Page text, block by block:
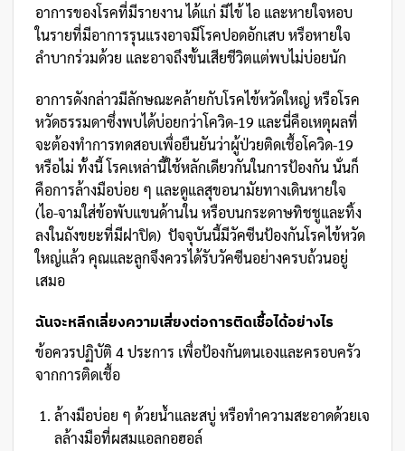
อาการของโรคที่มีรายงาน ได้แก่ มีไข้ ไอ และหายใจหอบ
ในรายที่มีอาการรุนแรงอาจมีโรคปอดอักเสบ หรือหายใจ
ลำบากร่วมด้วย และอาจถึงขั้นเสียชีวิตแต่พบไม่บ่อยนัก
อาการดังกล่าวมีลักษณะคล้ายกับโรคไข้หวัดใหญ่ หรือโรค
หวัดธรรมดาซึ่งพบได้บ่อยกว่าโควิด-19 และนี่คือเหตุผลที่
จะต้องทำการทดสอบเพื่อยืนยันว่าผู้ป่วยติดเชื้อโควิด-19
หรือไม่ ทั้งนี้ โรคเหล่านี้ใช้หลักเดียวกันในการป้องกัน นั่นก็
คือการล้างมือบ่อย ๆ และดูแลสุขอนามัยทางเดินหายใจ
(ไอ-จามใส่ข้อพับแขนด้านใน หรือบนกระดาษทิชชูและทิ้ง
ลงในถังขยะที่มีฝาปิด) ปัจจุบันนี้มีวัคซีนป้องกันโรคไข้หวัด
ใหญ่แล้ว คุณและลูกจึงควรได้รับวัคซีนอย่างครบถ้วนอยู่
เสมอ
ฉันจะหลีกเลี่ยงความเสี่ยงต่อการติดเชื้อได้อย่างไร
ข้อควรปฏิบัติ 4 ประการ เพื่อป้องกันตนเองและครอบครัว
จากการติดเชื้อ
ล้างมือบ่อย ๆ ด้วยน้ำและสบู่ หรือทำความสะอาดด้วยเจ
ลล้างมือที่ผสมแอลกอฮอล์